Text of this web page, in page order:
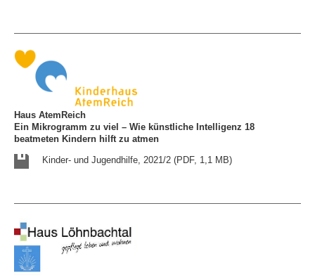
Haus AtemReich
Ein Mikrogramm zu viel – Wie künstliche Intelligenz 18
beatmeten Kindern hilft zu atmen
Kinder- und Jugendhilfe, 2021/2 (PDF, 1,1 MB)